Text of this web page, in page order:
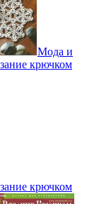
Мода и
крючком
крючком